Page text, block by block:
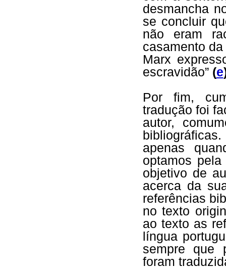
desmancha
se concluir
não eram
casamento
Marx
escravidão” (e
Por fim,
tradução foi
autor,
apenas
optamos
objetivo de
acerca da
referências
no texto
ao texto as
língua
sempre que
foram